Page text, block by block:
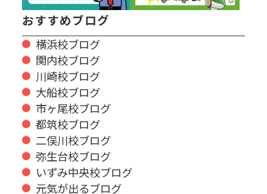
おすすめブログ
横浜校ブログ
関内校ブログ
川崎校ブログ
大船校ブログ
市ヶ尾校ブログ
都筑校ブログ
二俣川校ブログ
弥生台校ブログ
いずみ中央校ブログ
元気が出るブログ